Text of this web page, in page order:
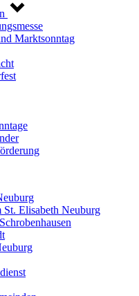
Marktsonntag
Elisabeth Neuburg